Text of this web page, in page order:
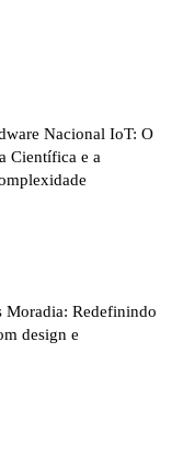
Nacional IoT: O
Científica e a
Moradia: Redefinindo
design e